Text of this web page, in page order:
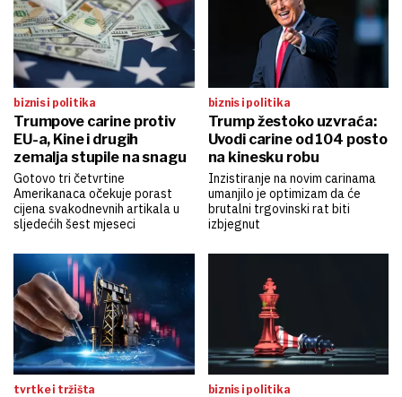
biznis i politika
Trumpove carine protiv
EU-a, Kine i drugih
zemalja stupile na snagu
Gotovo tri četvrtine
Amerikanaca očekuje porast
cijena svakodnevnih artikala u
sljedećih šest mjeseci
biznis i politika
Trump žestoko uzvraća:
Uvodi carine od 104 posto
na kinesku robu
Inzistiranje na novim carinama
umanjilo je optimizam da će
brutalni trgovinski rat biti
izbjegnut
tvrtke i tržišta biznis i politika